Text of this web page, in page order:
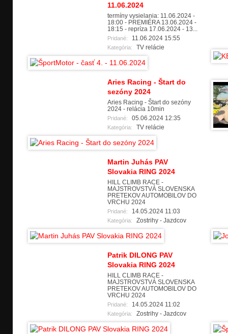
11.06.2024
termíny vysielania: 11.06.2024 -
18:00 - PREMIÉRA 13.06.2024 -
18:15 - repríza 17.06.2024 - 13...
Pridané: 11.06.2024 15:55
Kategória: TV relácie
Aries Racing - Štart do
sezóny 2024
Aries Racing - Štart do sezóny
2024 - relácia 10min
Pridané: 05.06.2024 12:35
Kategória: TV relácie
Martin Juhás PAV
Slovakia RING 2024
HILL CLIMB RACE -
MAJSTROVSTVÁ SLOVENSKA
PRETEKOV AUTOMOBILOV DO
VRCHU 2024
Pridané: 14.05.2024 11:03
Kategória: Zostrihy - Jazdcov
Patrik DILONG PAV
Slovakia RING 2024
HILL CLIMB RACE -
MAJSTROVSTVÁ SLOVENSKA
PRETEKOV AUTOMOBILOV DO
VRCHU 2024
Pridané: 14.05.2024 11:02
Kategória: Zostrihy - Jazdcov